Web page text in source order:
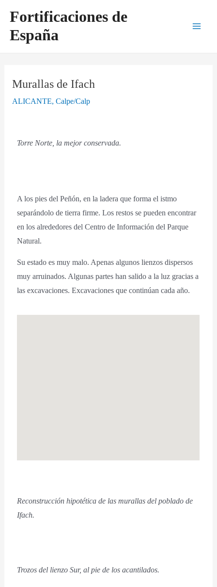
contenido
Fortificaciones de
España
Murallas de Ifach
ALICANTE,Calpe/Calp
Torre Norte, la mejor conservada.
A los pies del Peñón, en la ladera que forma el istmo
separándolo de tierra firme. Los restos se pueden encontrar
en los alrededores del Centro de Información del Parque
Natural.
Su estado es muy malo. Apenas algunos lienzos dispersos
muy arruinados. Algunas partes han salido a la luz gracias a
las excavaciones. Excavaciones que continúan cada año.
Reconstrucción hipotética de las murallas del poblado de
Ifach.
Trozos del lienzo Sur, al pie de los acantilados.
de
entradas